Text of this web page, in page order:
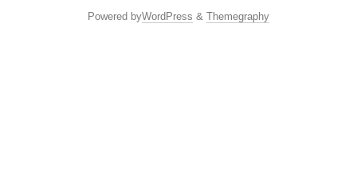
Powered byWordPress & Themegraphy